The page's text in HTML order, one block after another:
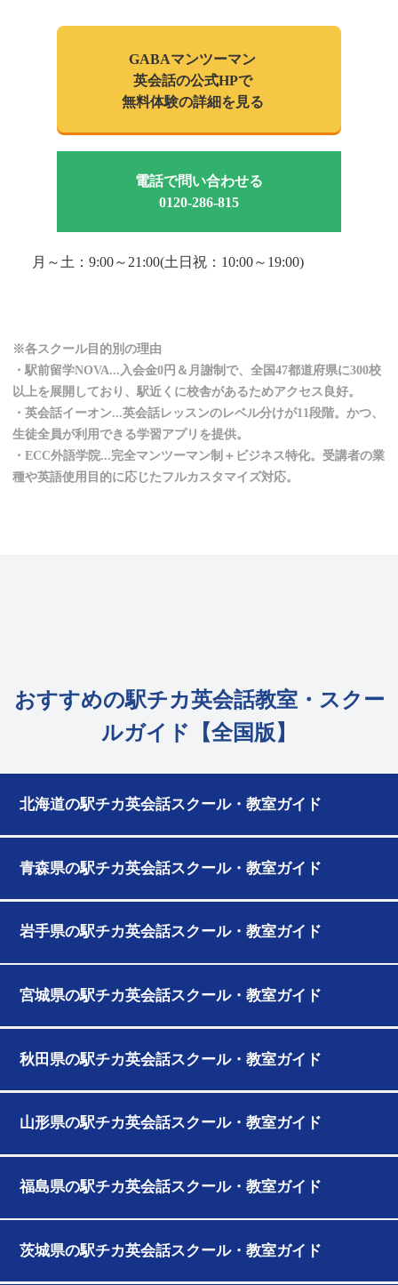
GABAマンツーマン
英会話の公式HPで
無料体験の詳細を見る
電話で問い合わせる
0120-286-815
月～土：9:00～21:00(土日祝：10:00～19:00)
※各スクール目的別の理由
・駅前留学NOVA...入会金0円＆月謝制で、全国47都道府県に300校
以上を展開しており、駅近くに校舎があるためアクセス良好。
・英会話イーオン...英会話レッスンのレベル分けが11段階。かつ、
生徒全員が利用できる学習アプリを提供。
・ECC外語学院...完全マンツーマン制＋ビジネス特化。受講者の業
種や英語使用目的に応じたフルカスタマイズ対応。
おすすめの駅チカ英会話教室・スクー
ルガイド【全国版】
北海道の駅チカ英会話スクール・教室ガイド
青森県の駅チカ英会話スクール・教室ガイド
岩手県の駅チカ英会話スクール・教室ガイド
宮城県の駅チカ英会話スクール・教室ガイド
秋田県の駅チカ英会話スクール・教室ガイド
山形県の駅チカ英会話スクール・教室ガイド
福島県の駅チカ英会話スクール・教室ガイド
茨城県の駅チカ英会話スクール・教室ガイド